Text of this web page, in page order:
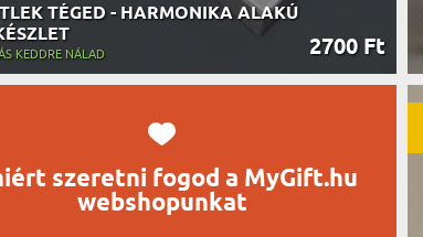
TÉGED - HARMONIKA ALAKÚ
2700 Ft
KEDDRE NÁLAD
szeretni fogod a MyGift.hu
webshopunkat